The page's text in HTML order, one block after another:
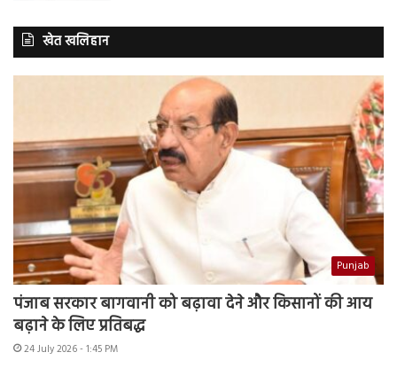
खेत खलिहान
Punjab
पंजाब सरकार बागवानी को बढ़ावा देने और किसानों की आय
बढ़ाने के लिए प्रतिबद्ध
24 July 2026 - 1:45 PM